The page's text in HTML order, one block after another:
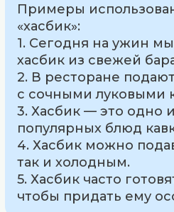
Примеры
«хасбик»:
1. Сегодня на ужин
хасбик из свежей
2. В ресторане
с сочными луковыми
3. Хасбик — это одно
популярных блюд
4. Хасбик можно
так и холодным.
5. Хасбик часто
чтобы придать ему